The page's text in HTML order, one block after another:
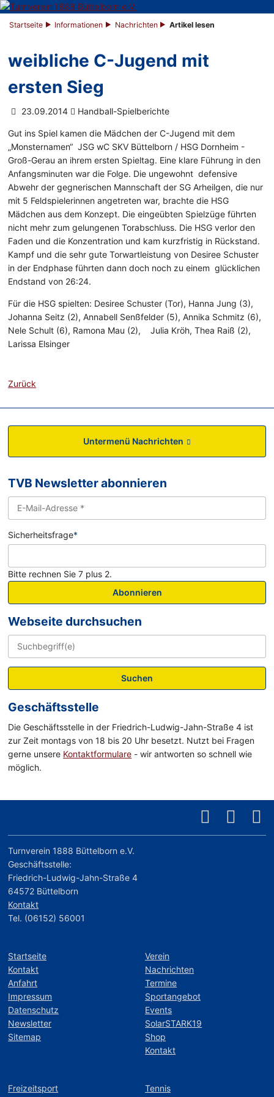
Startseite Informationen Nachrichten Artikel lesen
weibliche C-Jugend mit
ersten Sieg
23.09.2014 Handball-Spielberichte
Gut ins Spiel kamen die Mädchen der C-Jugend mit dem
„Monsternamen“ JSG wC SKV Büttelborn / HSG Dornheim -
Groß-Gerau an ihrem ersten Spieltag. Eine klare Führung in den
Anfangsminuten war die Folge. Die ungewohnt defensive
Abwehr der gegnerischen Mannschaft der SG Arheilgen, die nur
mit 5 Feldspielerinnen angetreten war, brachte die HSG
Mädchen aus dem Konzept. Die eingeübten Spielzüge führten
nicht mehr zum gelungenen Torabschluss. Die HSG verlor den
Faden und die Konzentration und kam kurzfristig in Rückstand.
Kampf und die sehr gute Torwartleistung von Desiree Schuster
in der Endphase führten dann doch noch zu einem glücklichen
Endstand von 26:24.
Für die HSG spielten: Desiree Schuster (Tor), Hanna Jung (3),
Johanna Seitz (2), Annabell Senßfelder (5), Annika Schmitz (6),
Nele Schult (6), Ramona Mau (2), Julia Kröh, Thea Raiß (2),
Larissa Elsinger
Zurück
Untermenü Nachrichten
TVB Newsletter abonnieren
Sicherheitsfrage*
Bitte rechnen Sie 7 plus 2.
Abonnieren
Webseite durchsuchen
Suchen
Geschäftsstelle
Die Geschäftsstelle in der Friedrich-Ludwig-Jahn-Straße 4 ist
zur Zeit montags von 18 bis 20 Uhr besetzt. Nutzt bei Fragen
gerne unsere Kontaktformulare - wir antworten so schnell wie
möglich.
Turnverein 1888 Büttelborn e.V.
Geschäftsstelle:
Friedrich-Ludwig-Jahn-Straße 4
64572 Büttelborn
Kontakt
Tel. (06152) 56001
Startseite
Kontakt
Anfahrt
Impressum
Datenschutz
Newsletter
Sitemap
Verein
Nachrichten
Termine
Sportangebot
Events
SolarSTARK19
Shop
Kontakt
Freizeitsport
Tennis